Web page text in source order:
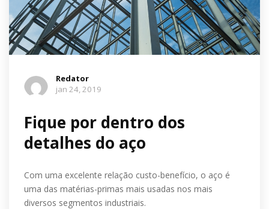
Redator
jan 24, 2019
Fique por dentro dos
detalhes do aço
Com uma excelente relação custo-benefício, o aço é
uma das matérias-primas mais usadas nos mais
diversos segmentos industriais.